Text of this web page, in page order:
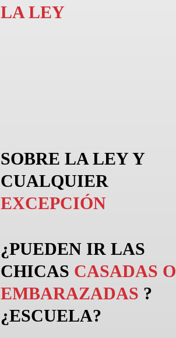
LA LEY
SOBRE LA LEY Y
CUALQUIER
EXCEPCIÓN
¿PUEDEN IR LAS
CHICAS CASADAS O
EMBARAZADAS ?
¿ESCUELA?